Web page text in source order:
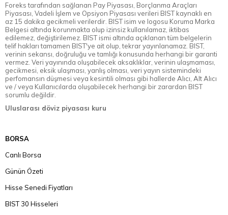
Foreks tarafından sağlanan Pay Piyasası, Borçlanma Araçları
Piyasası, Vadeli İşlem ve Opsiyon Piyasası verileri BIST kaynaklı en
az 15 dakika gecikmeli verilerdir. BIST isim ve logosu Koruma Marka
Belgesi altında korunmakta olup izinsiz kullanılamaz, iktibas
edilemez, değiştirilemez. BIST ismi altında açıklanan tüm belgelerin
telif hakları tamamen BIST'ye ait olup, tekrar yayınlanamaz. BIST,
verinin sekansı, doğruluğu ve tamlığı konusunda herhangi bir garanti
vermez. Veri yayınında oluşabilecek aksaklıklar, verinin ulaşmaması,
gecikmesi, eksik ulaşması, yanlış olması, veri yayın sistemindeki
perfomansın düşmesi veya kesintili olması gibi hallerde Alıcı, Alt Alıcı
ve / veya Kullanıcılarda oluşabilecek herhangi bir zarardan BIST
sorumlu değildir.
Uluslarası döviz piyasası kuru
BORSA
Canlı Borsa
Günün Özeti
Hisse Senedi Fiyatları
BIST 30 Hisseleri